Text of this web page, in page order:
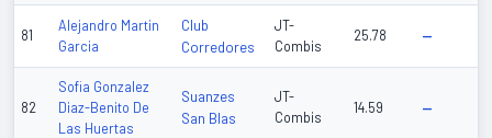
81
Alejandro Martin
Garcia
Club
Corredores
JT-
Combis
25.78 —
82
Sofia Gonzalez
Diaz-Benito De
Las Huertas
Suanzes
San Blas
JT-
Combis
14.59 —